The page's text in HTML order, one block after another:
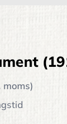
moms)